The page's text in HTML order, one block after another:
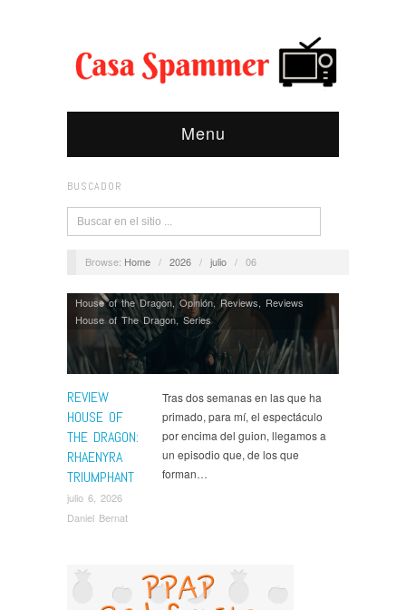
Menu
BUSCADOR
Browse: Home / 2026 / julio / 06
REVIEW
HOUSE OF
THE DRAGON:
RHAENYRA
TRIUMPHANT
julio 6, 2026
Daniel Bernat
House of the Dragon, Opinión,Reviews, Reviews
House of The Dragon,Series
Tras dos semanas en las que ha
primado, para mí, el espectáculo
por encima del guion, llegamos a
un episodio que, de los que
forman…